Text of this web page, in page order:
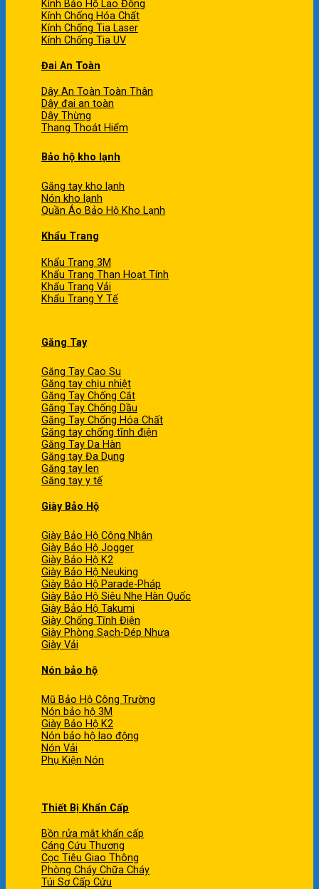
Kính Bảo Hộ Lao Động
Kính Chống Hóa Chất
Kính Chống Tia Laser
Kính Chống Tia UV
Đai An Toàn
Dây An Toàn Toàn Thân
Dây đai an toàn
Dây Thừng
Thang Thoát Hiểm
Bảo hộ kho lạnh
Găng tay kho lạnh
Nón kho lạnh
Quần Áo Bảo Hộ Kho Lạnh
Khẩu Trang
Khẩu Trang 3M
Khẩu Trang Than Hoạt Tính
Khẩu Trang Vải
Khẩu Trang Y Tế
Găng Tay
Găng Tay Cao Su
Găng tay chịu nhiệt
Găng Tay Chống Cắt
Găng Tay Chống Dầu
Găng Tay Chống Hóa Chất
Găng tay chống tĩnh điện
Găng Tay Da Hàn
Găng tay Đa Dụng
Găng tay len
Găng tay y tế
Giày Bảo Hộ
Giày Bảo Hộ Công Nhân
Giày Bảo Hộ Jogger
Giày Bảo Hộ K2
Giày Bảo Hộ Neuking
Giày Bảo Hộ Parade-Pháp
Giày Bảo Hộ Siêu Nhẹ Hàn Quốc
Giày Bảo Hộ Takumi
Giày Chống Tĩnh Điện
Giày Phòng Sạch-Dép Nhựa
Giày Vải
Nón bảo hộ
Mũ Bảo Hộ Công Trường
Nón bảo hộ 3M
Giày Bảo Hộ K2
Nón bảo hộ lao động
Nón Vải
Phụ Kiện Nón
Thiết Bị Khẩn Cấp
Bồn rửa mắt khẩn cấp
Cáng Cứu Thương
Cọc Tiêu Giao Thông
Phòng Cháy Chữa Cháy
Túi Sơ Cấp Cứu